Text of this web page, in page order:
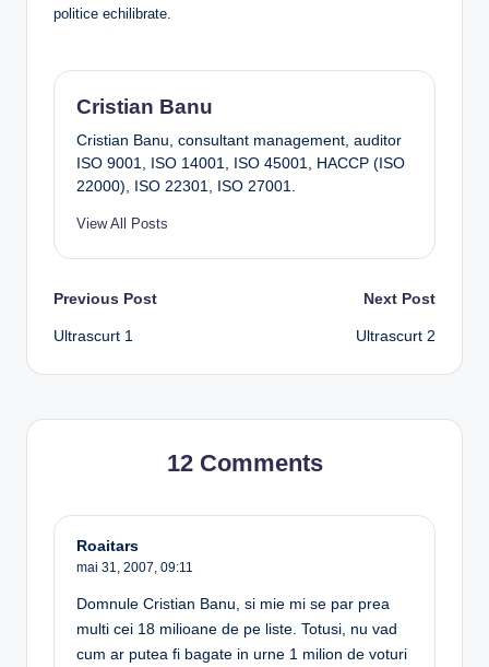
politice echilibrate.
Cristian Banu
Cristian Banu, consultant management, auditor
ISO 9001, ISO 14001, ISO 45001, HACCP (ISO
22000), ISO 22301, ISO 27001.
View All Posts
Post
navigation
Previous Post
Ultrascurt 1
Next Post
Ultrascurt 2
12 Comments
Roaitars
mai 31, 2007, 09:11
Domnule Cristian Banu, si mie mi se par prea
multi cei 18 milioane de pe liste. Totusi, nu vad
cum ar putea fi bagate in urne 1 milion de voturi